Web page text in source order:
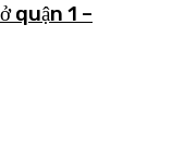
quận 1 –